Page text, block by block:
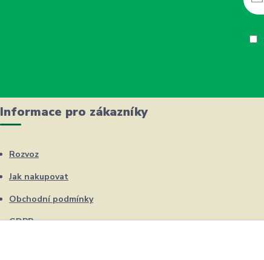
Informace pro zákazníky
Rozvoz
Jak nakupovat
Obchodní podmínky
GDPR